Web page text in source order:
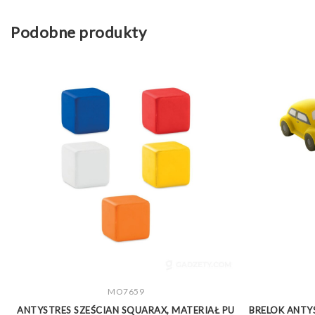
Podobne produkty
ZOBACZ WIĘCEJ
MO7659
ANTYSTRES SZEŚCIAN SQUARAX, MATERIAŁ PU BRELOK